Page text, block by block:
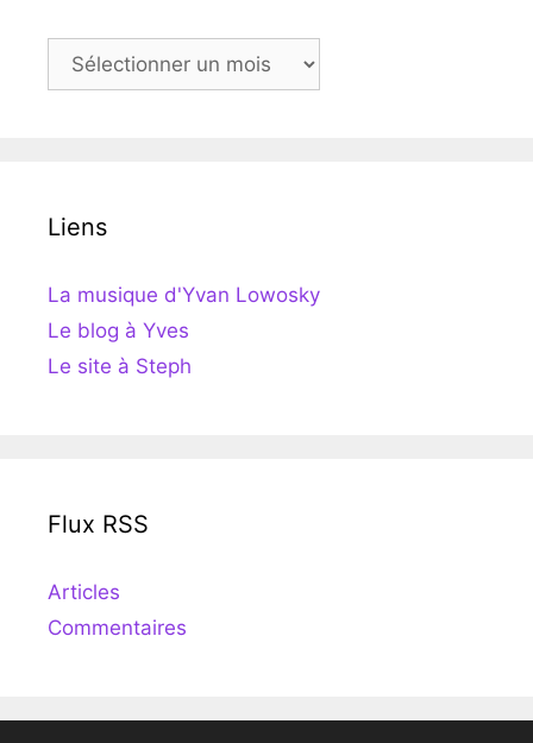
Archives
Liens
La musique d'Yvan Lowosky
Le blog à Yves
Le site à Steph
Flux RSS
Articles
Commentaires